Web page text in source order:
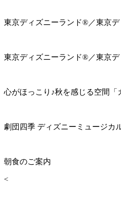
東京ディズニーランド®／東京
東京ディズニーランド®／東京
心がほっこり♪秋を感じる空間「
劇団四季 ディズニーミュージカ
朝食のご案内
<